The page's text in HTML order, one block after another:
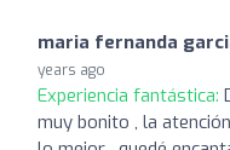
maria fernanda
years ago
Experiencia fantástica:
muy bonito , la